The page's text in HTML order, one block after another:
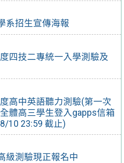
系招生宣傳海報
四技二專統一入學測驗及
高中英語聽力測驗(第一次
體高三學生登入gapps信箱
10 23:59 截止)
級測驗現正報名中